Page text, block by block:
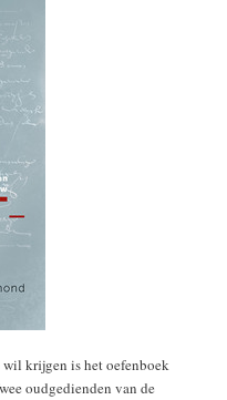
krijgen is het oefenboek
oudgedienden van de